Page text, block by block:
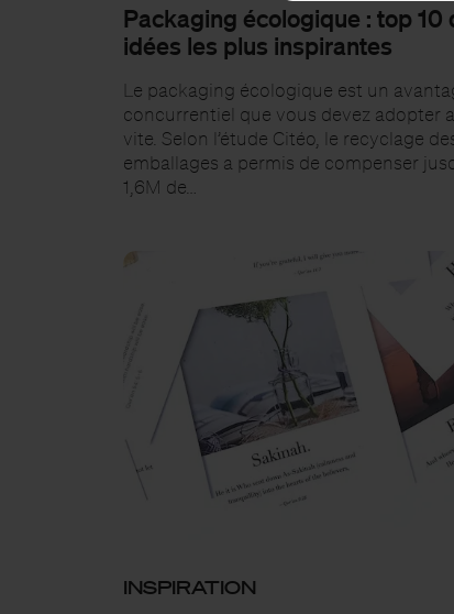
Packaging écologique : top 10
idées les plus inspirantes
Le packaging écologique est un
concurrentiel que vous devez adopter
vite. Selon l’étude Citéo, le recyclage
emballages a permis de compenser
1,6M de…
INSPIRATION